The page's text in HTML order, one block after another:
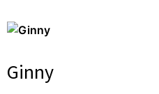
Ginny